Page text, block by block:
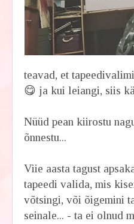
teavad, et
😋 ja kui leiangi, siis
Nüüd pean kiirostu
õnnestu...
Viie aasta tagust
tapeedi valida, mis
võtsingi, või õigemini
seinale... - ta ei olnud